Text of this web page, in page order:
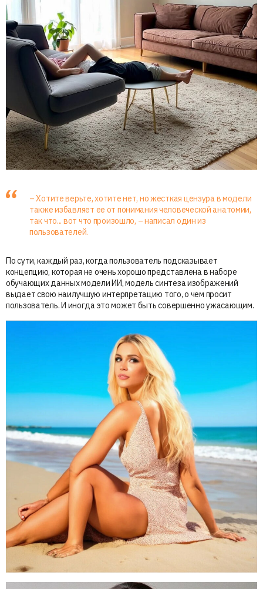
– Хотите верьте, хотите нет, но жесткая цензура в модели
также избавляет ее от понимания человеческой анатомии,
так что... вот что произошло, – написал один из
пользователей.
По сути, каждый раз, когда пользователь подсказывает
концепцию, которая не очень хорошо представлена в наборе
обучающих данных модели ИИ, модель синтеза изображений
выдает свою наилучшую интерпретацию того, о чем просит
пользователь. И иногда это может быть совершенно ужасающим.